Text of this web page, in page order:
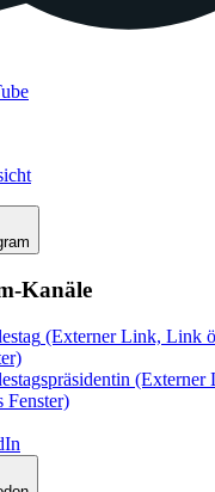
Kanäle
(Externer Link, Link
(Externer
Fenster)